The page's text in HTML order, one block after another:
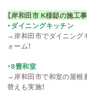
【岸和田市 K様邸の施工
・ダイニングキッチン
→ 岸和田市でダイニング
ォーム！
・8畳和室
→ 岸和田市で和室の屋根
替えも実施！